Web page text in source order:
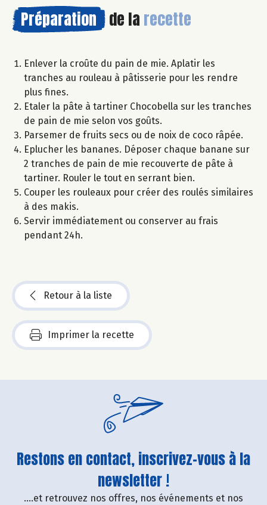
Préparation de la recette
Enlever la croûte du pain de mie. Aplatir les
tranches au rouleau à pâtisserie pour les rendre
plus fines.
Etaler la pâte à tartiner Chocobella sur les tranches
de pain de mie selon vos goûts.
Parsemer de fruits secs ou de noix de coco râpée.
Eplucher les bananes. Déposer chaque banane sur
2 tranches de pain de mie recouverte de pâte à
tartiner. Rouler le tout en serrant bien.
Couper les rouleaux pour créer des roulés similaires
à des makis.
Servir immédiatement ou conserver au frais
pendant 24h.
Retour à la liste
Imprimer la recette
Restons en contact, inscrivez-vous à la
newsletter !
....et retrouvez nos offres, nos événements et nos